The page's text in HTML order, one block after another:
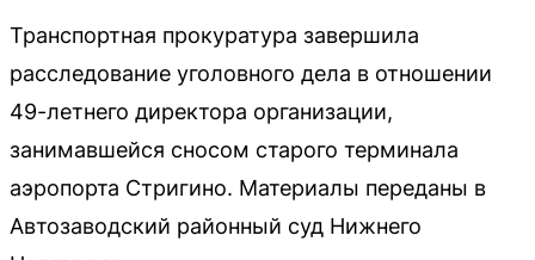
Транспортная прокуратура завершила
расследование уголовного дела в отношении
49-летнего директора организации,
занимавшейся сносом старого терминала
аэропорта Стригино. Материалы переданы в
Автозаводский районный суд Нижнего